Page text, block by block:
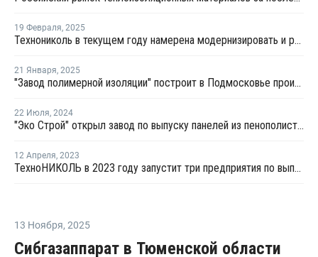
19 Февраля, 2025
Технониколь в текущем году намерена модернизировать и раcширить завод в Ленобласти
21 Января, 2025
"Завод полимерной изоляции" построит в Подмосковье производство плит из пенополистирола
22 Июля, 2024
"Эко Строй" открыл завод по выпуску панелей из пенополистирола
12 Апреля, 2023
ТехноНИКОЛЬ в 2023 году запустит три предприятия по выпуску полимерной изоляции
13 Ноября, 2025
Сибгазаппарат в Тюменской области